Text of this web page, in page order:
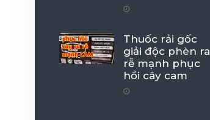
Thuốc rải gốc
giải độc phèn ra
rễ mạnh phục
hồi cây cam